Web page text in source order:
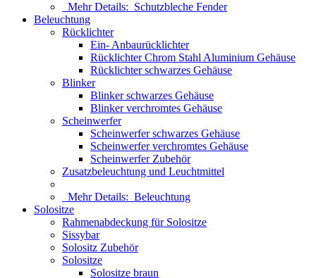
Mehr Details: Schutzbleche Fender
Beleuchtung
Rücklichter
Ein- Anbaurücklichter
Rücklichter Chrom Stahl Aluminium Gehäuse
Rücklichter schwarzes Gehäuse
Blinker
Blinker schwarzes Gehäuse
Blinker verchromtes Gehäuse
Scheinwerfer
Scheinwerfer schwarzes Gehäuse
Scheinwerfer verchromtes Gehäuse
Scheinwerfer Zubehör
Zusatzbeleuchtung und Leuchtmittel
Mehr Details: Beleuchtung
Solositze
Rahmenabdeckung für Solositze
Sissybar
Solositz Zubehör
Solositze
Solositze braun